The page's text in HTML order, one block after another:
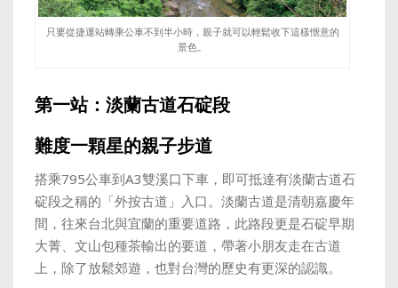
只要從捷運站轉乘公車不到半小時，親子就可以輕鬆收下這樣愜意的
景色。
第一站：淡蘭古道石碇段
難度一顆星的親子步道
搭乘795公車到A3雙溪口下車，即可抵達有淡蘭古道石
碇段之稱的「外按古道 」入口。淡蘭古道是清朝嘉慶年
間，往來台北與宜蘭的重要道路，此路段更是石碇早期
大菁、文山包種茶輸出的要道，帶著小朋友走在古道
上，除了放鬆郊遊，也對台灣的歷史有更深的認識。